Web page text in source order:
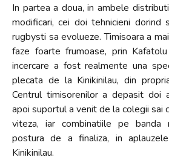
In partea a doua, in ambele
modificari, cei doi tehnicieni
rugbysti sa evolueze. Timisoara a
faze foarte frumoase, prin
incercare a fost realmente una
plecata de la Kinikinilau, din
Centrul timisorenilor a depasit doi
apoi suportul a venit de la colegii sai
viteza, iar combinatiile pe
postura de a finaliza, in
Kinikinilau.